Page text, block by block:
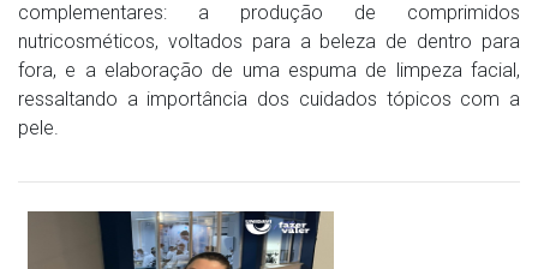
complementares: a produção de comprimidos
nutricosméticos, voltados para a beleza de dentro para
fora, e a elaboração de uma espuma de limpeza facial,
ressaltando a importância dos cuidados tópicos com a
pele.